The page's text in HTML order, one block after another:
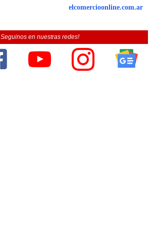
elcomercioonline.com.ar
Seguinos en nuestras redes!